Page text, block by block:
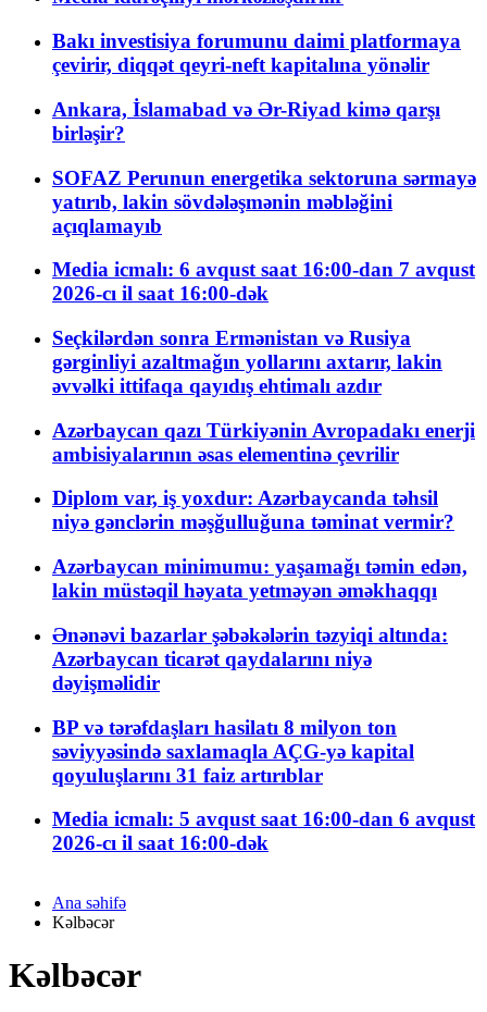
Bakı investisiya forumunu daimi platformaya
çevirir, diqqət qeyri-neft kapitalına yönəlir
Ankara, İslamabad və Ər-Riyad kimə qarşı
birləşir?
SOFAZ Perunun energetika sektoruna sərmayə
yatırıb, lakin sövdələşmənin məbləğini
açıqlamayıb
Media icmalı: 6 avqust saat 16:00-dan 7 avqust
2026-cı il saat 16:00-dək
Seçkilərdən sonra Ermənistan və Rusiya
gərginliyi azaltmağın yollarını axtarır, lakin
əvvəlki ittifaqa qayıdış ehtimalı azdır
Azərbaycan qazı Türkiyənin Avropadakı enerji
ambisiyalarının əsas elementinə çevrilir
Diplom var, iş yoxdur: Azərbaycanda təhsil
niyə gənclərin məşğulluğuna təminat vermir?
Azərbaycan minimumu: yaşamağı təmin edən,
lakin müstəqil həyata yetməyən əməkhaqqı
Ənənəvi bazarlar şəbəkələrin təzyiqi altında:
Azərbaycan ticarət qaydalarını niyə
dəyişməlidir
BP və tərəfdaşları hasilatı 8 milyon ton
səviyyəsində saxlamaqla AÇG-yə kapital
qoyuluşlarını 31 faiz artırıblar
Media icmalı: 5 avqust saat 16:00-dan 6 avqust
2026-cı il saat 16:00-dək
Ana səhifə
Kəlbəcər
Kəlbəcər